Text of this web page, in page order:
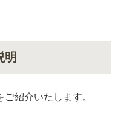
明
紹介いたします。